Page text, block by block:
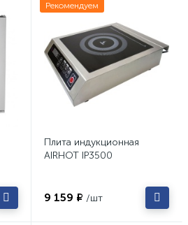
Рекомендуем
Плита индукционная
AIRHOT IP3500
9 159 ₽ /шт